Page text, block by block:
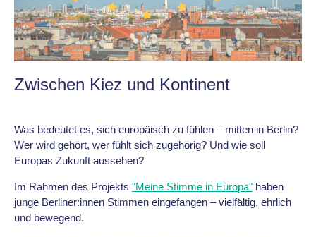
Zwischen Kiez und Kontinent
Was bedeutet es, sich europäisch zu fühlen – mitten in Berlin?
Wer wird gehört, wer fühlt sich zugehörig? Und wie soll
Europas Zukunft aussehen?
Im Rahmen des Projekts "Meine Stimme in Europa" haben
junge Berliner:innen Stimmen eingefangen – vielfältig, ehrlich
und bewegend.